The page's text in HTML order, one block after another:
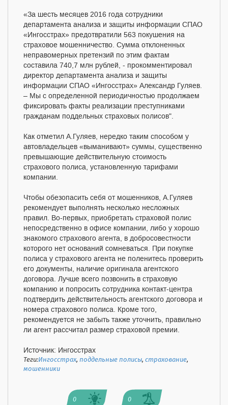
«За шесть месяцев 2016 года сотрудники
департамента анализа и защиты информации СПАО
«Ингосстрах» предотвратили 563 покушения на
страховое мошенничество. Сумма отклоненных
неправомерных претензий по этим фактам
составила 740,7 млн рублей, - прокомментировал
директор департамента анализа и защиты
информации СПАО «Ингосстрах» Александр Гуляев.
– Мы с определенной периодичностью продолжаем
фиксировать факты реализации преступниками
гражданам поддельных страховых полисов".
Как отметил А.Гуляев, нередко таким способом у
автовладельцев «выманивают» суммы, существенно
превышающие действительную стоимость
страхового полиса, установленную тарифами
компании.
Чтобы обезопасить себя от мошенников, А.Гуляев
рекомендует выполнять несколько несложных
правил. Во-первых, приобретать страховой полис
непосредственно в офисе компании, либо у хорошо
знакомого страхового агента, в добросовестности
которого нет оснований сомневаться. При покупке
полиса у страхового агента не поленитесь проверить
его документы, наличие оригинала агентского
договора. Лучше всего позвонить в страховую
компанию и попросить сотрудника контакт-центра
подтвердить действительность агентского договора и
номера страхового полиса. Кроме того,
рекомендуется не забыть также уточнить, правильно
ли агент рассчитал размер страховой премии.
Источник: Ингосстрах
Теги:Ингосстрах,поддельные полисы,страхование,
мошенники
0 0